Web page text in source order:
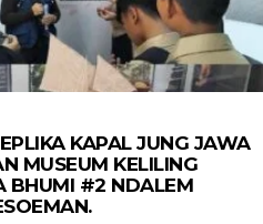
KAPAL JUNG JAWA
MUSEUM KELILING
BHUMI #2 NDALEM